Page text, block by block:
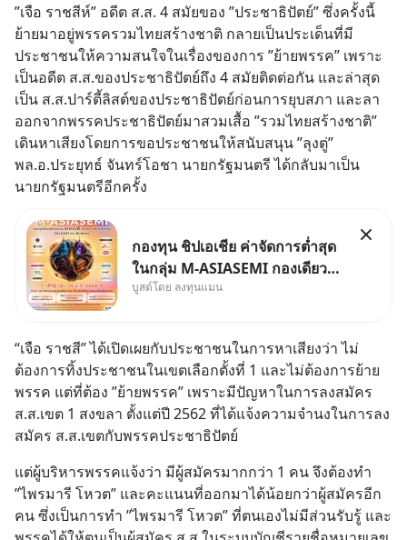
”เจือ ราชสีห์” อดีต ส.ส. 4 สมัยของ ”ประชาธิปัตย์” ซึ่งครั้งนี้
ย้ายมาอยู่พรรครวมไทยสร้างชาติ กลายเป็นประเด็นที่มี
ประชาชนให้ความสนใจในเรื่องของการ ”ย้ายพรรค” เพราะ
เป็นอดีต ส.ส.ของประชาธิปัตย์ถึง 4 สมัยติดต่อกัน และล่าสุด
เป็น ส.ส.ปาร์ตี้ลิสต์ของประชาธิปัตย์ก่อนการยุบสภา และลา
ออกจากพรรคประชาธิปัตย์มาสวมเสื้อ ”รวมไทยสร้างชาติ”
เดินหาเสียงโดยการขอประชาชนให้สนับสนุน ”ลุงตู่”
พล.อ.ประยุทธ์ จันทร์โอชา นายกรัฐมนตรี ได้กลับมาเป็น
นายกรัฐมนตรีอีกครั้ง
กองทุน ชิปเอเชีย ค่าจัดการต่ำสุด
ในกลุ่ม M-ASIASEMI กองเดียว
ครบ มีทั้ง CXMT จากจีน TSMC
บูสต์โดย ลงทุนแมน
“เจือ ราชสี” ได้เปิดเผยกับประชาชนในการหาเสียงว่า ไม่
ต้องการทิ้งประชาชนในเขตเลือกตั้งที่ 1 และไม่ต้องการย้าย
พรรค แต่ที่ต้อง ”ย้ายพรรค” เพราะมีปัญหาในการลงสมัคร
ส.ส.เขต 1 สงขลา ตั้งแต่ปี 2562 ที่ได้แจ้งความจำนงในการลง
สมัคร ส.ส.เขตกับพรรคประชาธิปัตย์
แต่ผู้บริหารพรรคแจ้งว่า มีผู้สมัครมากกว่า 1 คน จึงต้องทำ
”ไพรมารี โหวต” และคะแนนที่ออกมาได้น้อยกว่าผู้สมัครอีก
คน ซึ่งเป็นการทำ ”ไพรมารี โหวต” ที่ตนเองไม่มีส่วนรับรู้ และ